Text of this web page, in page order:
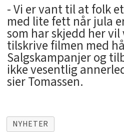
- Vi er vant til at folk
med lite fett når jula
som har skjedd her
tilskrive filmen med
Salgskampanjer og
ikke vesentlig
sier Tomassen.
NYHETER